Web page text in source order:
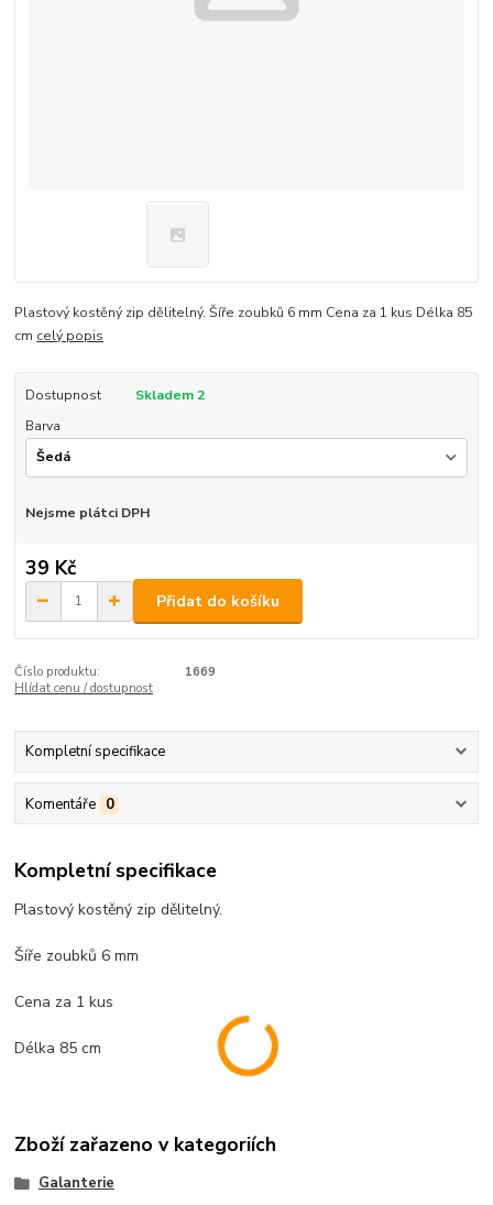
Plastový kostěný zip dělitelný. Šíře zoubků 6 mm Cena za 1 kus Délka 85
cm celý popis
Dostupnost
Skladem 2
Barva
Nejsme plátci DPH
39 Kč
Přidat do košíku
Číslo produktu:
1669
Hlídat cenu / dostupnost
Kompletní specifikace
Komentáře 0
Kompletní specifikace
Plastový kostěný zip dělitelný.
Šíře zoubků 6 mm
Cena za 1 kus
Délka 85 cm
Zboží zařazeno v kategoriích
Galanterie